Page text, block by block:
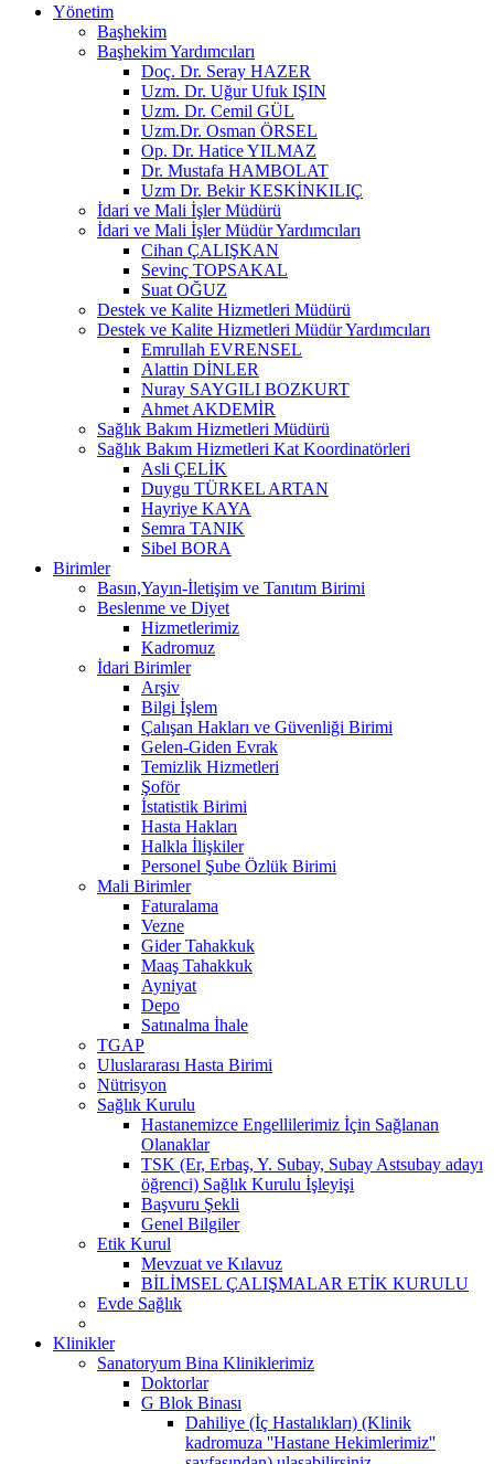
Yönetim
Başhekim
Başhekim Yardımcıları
Doç. Dr. Seray HAZER
Uzm. Dr. Uğur Ufuk IŞIN
Uzm. Dr. Cemil GÜL
Uzm.Dr. Osman ÖRSEL
Op. Dr. Hatice YILMAZ
Dr. Mustafa HAMBOLAT
Uzm Dr. Bekir KESKİNKILIÇ
İdari ve Mali İşler Müdürü
İdari ve Mali İşler Müdür Yardımcıları
Cihan ÇALIŞKAN
Sevinç TOPSAKAL
Suat OĞUZ
Destek ve Kalite Hizmetleri Müdürü
Destek ve Kalite Hizmetleri Müdür Yardımcıları
Emrullah EVRENSEL
Alattin DİNLER
Nuray SAYGILI BOZKURT
Ahmet AKDEMİR
Sağlık Bakım Hizmetleri Müdürü
Sağlık Bakım Hizmetleri Kat Koordinatörleri
Asli ÇELİK
Duygu TÜRKEL ARTAN
Hayriye KAYA
Semra TANIK
Sibel BORA
Birimler
Basın,Yayın-İletişim ve Tanıtım Birimi
Beslenme ve Diyet
Hizmetlerimiz
Kadromuz
İdari Birimler
Arşiv
Bilgi İşlem
Çalışan Hakları ve Güvenliği Birimi
Gelen-Giden Evrak
Temizlik Hizmetleri
Şoför
İstatistik Birimi
Hasta Hakları
Halkla İlişkiler
Personel Şube Özlük Birimi
Mali Birimler
Faturalama
Vezne
Gider Tahakkuk
Maaş Tahakkuk
Ayniyat
Depo
Satınalma İhale
TGAP
Uluslararası Hasta Birimi
Nütrisyon
Sağlık Kurulu
Hastanemizce Engellilerimiz İçin Sağlanan
Olanaklar
TSK (Er, Erbaş, Y. Subay, Subay Astsubay adayı
öğrenci) Sağlık Kurulu İşleyişi
Başvuru Şekli
Genel Bilgiler
Etik Kurul
Mevzuat ve Kılavuz
BİLİMSEL ÇALIŞMALAR ETİK KURULU
Evde Sağlık
Klinikler
Sanatoryum Bina Kliniklerimiz
Doktorlar
G Blok Binası
Dahiliye (İç Hastalıkları) (Klinik
kadromuza ''Hastane Hekimlerimiz''